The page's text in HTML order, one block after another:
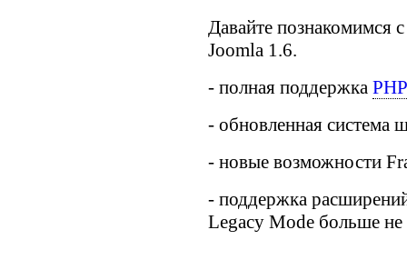
Давайте познакомимся
Joomla 1.6.
- полная поддержка PHP
- обновленная система
- новые возможности
- поддержка
Legacy Mode больше не